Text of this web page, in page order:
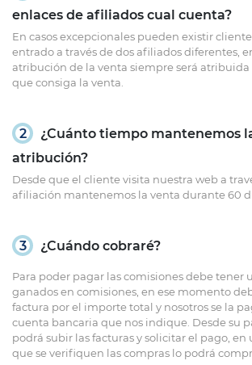
enlaces de afiliados cual cuenta?
En casos excepcionales pueden existir
entrado a través de dos afiliados diferentes,
atribución de la venta siempre será
que consiga la venta.
2
¿Cuánto tiempo mantenemos
atribución?
Desde que el cliente visita nuestra web a
afiliación mantenemos la venta durante 60
3 ¿Cuándo cobraré?
Para poder pagar las comisiones debe tener
ganados en comisiones, en ese momento
factura por el importe total y nosotros se la
cuenta bancaria que nos indique. Desde su
podrá subir las facturas y solicitar el pago, en
que se verifiquen las compras lo podrá